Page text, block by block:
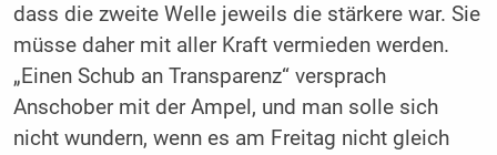
dass die zweite Welle jeweils die stärkere war. Sie
müsse daher mit aller Kraft vermieden werden.
„Einen Schub an Transparenz“ versprach
Anschober mit der Ampel, und man solle sich
nicht wundern, wenn es am Freitag nicht gleich